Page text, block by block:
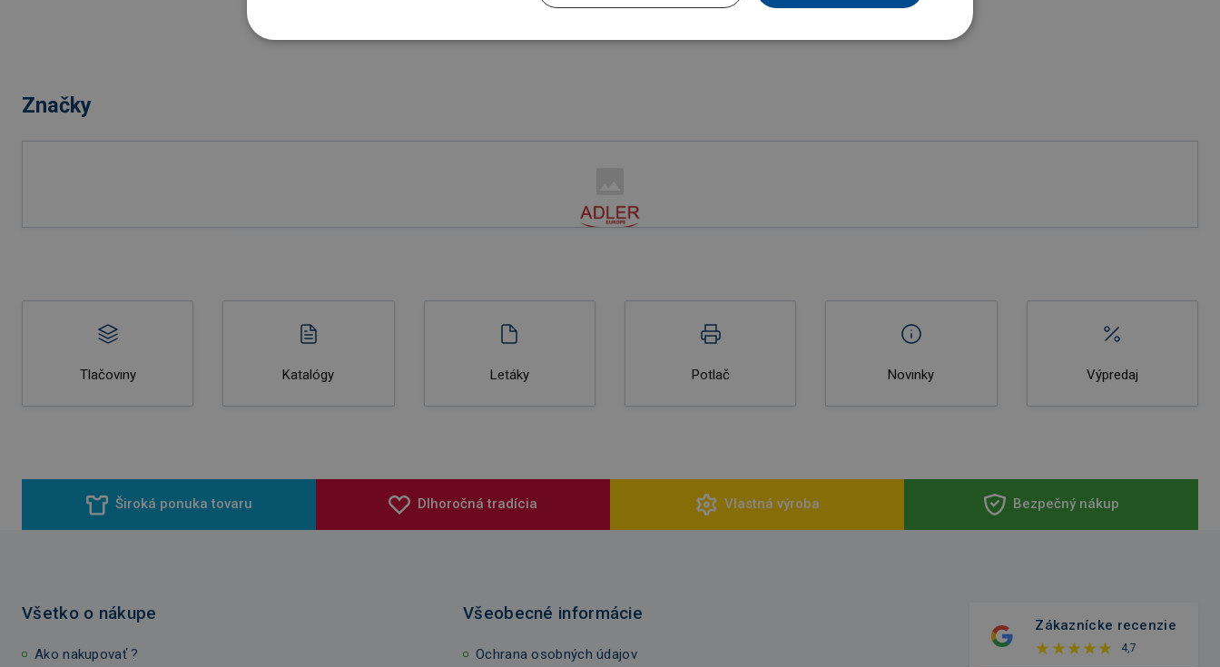
Značky
Tlačoviny Katalógy Letáky Potlač Novinky Výpredaj
Široká ponuka tovaru Dlhoročná tradícia Vlastná výroba Bezpečný nákup
Všetko o nákupe
Ako nakupovať ?
Všeobecné informácie
Ochrana osobných údajov
Zákaznícke recenzie
4,7